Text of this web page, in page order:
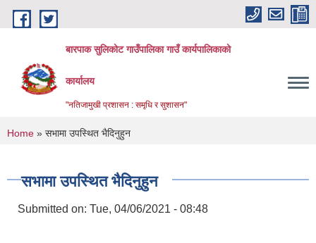
Skip to main content
बारपाक सुलिकोट गाउँपालिका गाउँ कार्यपालिकाको
कार्यालय
"नतिजामुखी प्रशासन : समृधि र सुशासन"
You are here
Home » सभामा उपस्थित भैदिनुहुन
सभामा उपस्थित भैदिनुहुन
Submitted on: Tue, 04/06/2021 - 08:48